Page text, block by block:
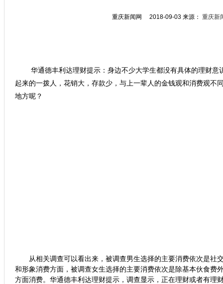
重庆新闻网 2018-09-03 来源： 重庆新
华通德丰利达理财提示：身边不少大学生都没有具体的理财意
起来的一拨人，花销大，存款少，与上一辈人的金钱观和消费观不
地方呢？
从相关调查可以看出来，被调查男生选择的主要消费依次是社
和形象消费方面，被调查女生选择的主要消费依次是除基本伙食费
方面消费。华通德丰利达理财提示，调查显示，正在理财或者有理